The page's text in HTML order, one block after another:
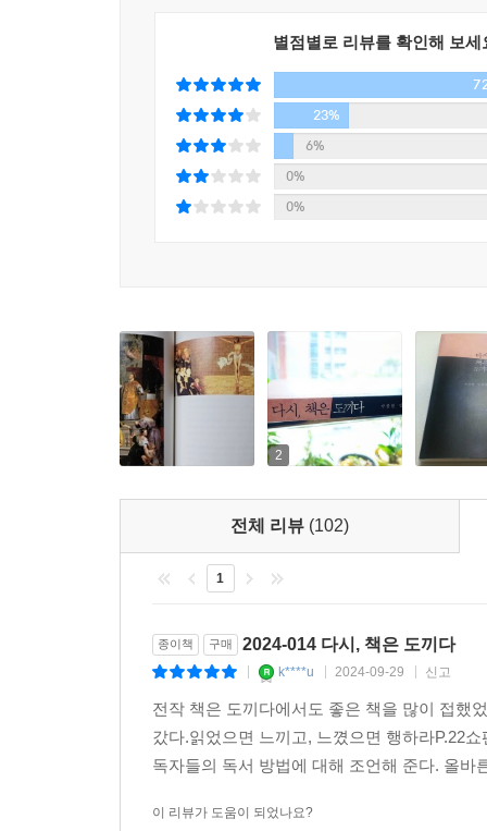
니다. 너무 어렵게 생각하지 말고, 내 인생에 힘
『파우스트』를 만나보셨으면 해요. 이렇게 펼
선물을 감사히 받아 자신의 것으로 만들어보시길
---「8강 ‘나만을 위한 괴테의 선물, 파우스트’」중에서
있게 읽고 느끼는 것이 중요하다고 이야기한 바
요즘 같은 광속의 시대에 우리에게 가장 절실한
남보다 더 빨리 읽으려 애쓰며 우리는 책이 주
‘천천히’는 물론 단순히 물리적 시간을 이야기
의미를 되새겨보는 일, 화자의 상황에 나를 적
말한다.
저자는 여기에서 한 발 더 나아간다. 책을 읽고,
각자의 삶 속에서 몸으로 행하며 살 것을 당부하
마르셀 프루스트의 이 말이 가장 적절할 것이다.
별점별로 리뷰를 확인해 보세
23%
6%
0%
0%
2
전체 리뷰 (102)
1
종이책 구매 2024-014 다시, 책은 도끼다
k****u 2024-09-29 신고
전작 책은 도끼다에서도 좋은 책을 많이 접했
갔다.읽었으면 느끼고, 느꼈으면 행하라P.22
독자들의 독서 방법에 대해 조언해 준다. 올
이 리뷰가 도움이 되었나요?